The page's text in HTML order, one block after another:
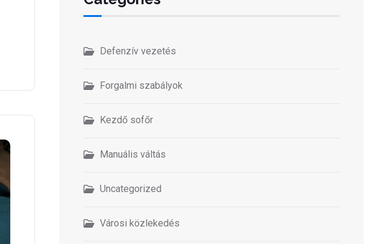
Defenzív vezetés
Forgalmi szabályok
Kezdő sofőr
Manuális váltás
Uncategorized
Városi közlekedés